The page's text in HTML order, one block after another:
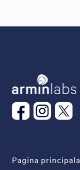
Pagina principala